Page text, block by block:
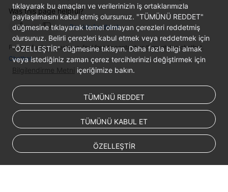
White
Papers
Endpoints
Permissions
Was this page helpful?
Provide feedback
For any further questions, feel free to contact us through the chatbot.
Chatbot
tıklayarak bu amaçları ve verilerinizin iş ortaklarımızla
paylaşılmasını kabul etmiş olursunuz. "TÜMÜNÜ REDDET"
düğmesine tıklayarak temel olmayan çerezleri reddetmiş
olursunuz. Belirli çerezleri kabul etmek veya reddetmek için
"ÖZELLEŞTİR" düğmesine tıklayın. Daha fazla bilgi almak
veya istediğiniz zaman çerez tercihlerinizi değiştirmek için
Bilgilendirme Metni içeriğimize bakın.
TÜMÜNÜ REDDET
TÜMÜNÜ KABUL ET
ÖZELLEŞTİR